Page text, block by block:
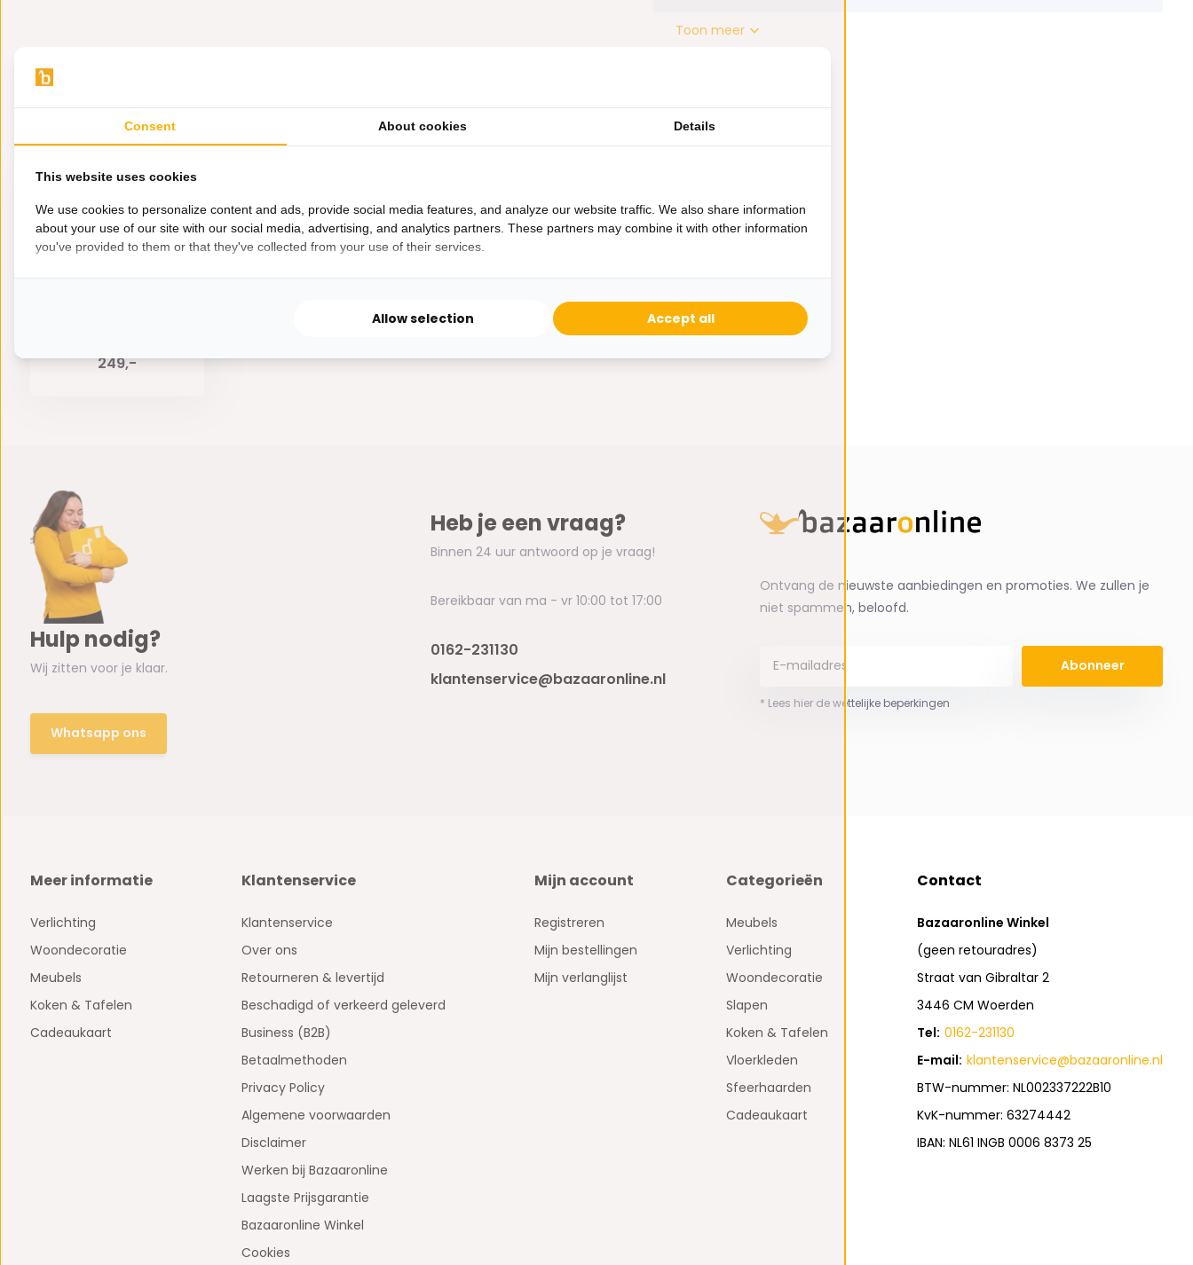
Toon meer
Eerder bekeken door jou
249,-
Hulp nodig?
Wij zitten voor je klaar.
Whatsapp ons
Heb je een vraag?
Binnen 24 uur antwoord op je vraag!
Bereikbaar van ma - vr 10:00 tot 17:00
0162-231130
klantenservice@bazaaronline.nl
Ontvang de nieuwste aanbiedingen en promoties. We zullen je
niet spammen, beloofd.
Abonneer
* Lees hier de wettelijke beperkingen
Meer informatie
Verlichting
Woondecoratie
Meubels
Koken & Tafelen
Cadeaukaart
Klantenservice
Klantenservice
Over ons
Retourneren & levertijd
Beschadigd of verkeerd geleverd
Business (B2B)
Betaalmethoden
Privacy Policy
Algemene voorwaarden
Disclaimer
Werken bij Bazaaronline
Laagste Prijsgarantie
Bazaaronline Winkel
Cookies
Mijn account
Registreren
Mijn bestellingen
Mijn verlanglijst
Categorieën
Meubels
Verlichting
Woondecoratie
Slapen
Koken & Tafelen
Vloerkleden
Sfeerhaarden
Cadeaukaart
Contact
Bazaaronline Winkel
(geen retouradres)
Straat van Gibraltar 2
3446 CM Woerden
Tel: 0162-231130
E-mail: klantenservice@bazaaronline.nl
BTW-nummer: NL002337222B10
KvK-nummer: 63274442
IBAN: NL61 INGB 0006 8373 25
Consent About cookies Details
This website uses cookies
We use cookies to personalize content and ads, provide social media features, and analyze our website traffic. We also share information
about your use of our site with our social media, advertising, and analytics partners. These partners may combine it with other information
you've provided to them or that they've collected from your use of their services.
Allow selection Accept all